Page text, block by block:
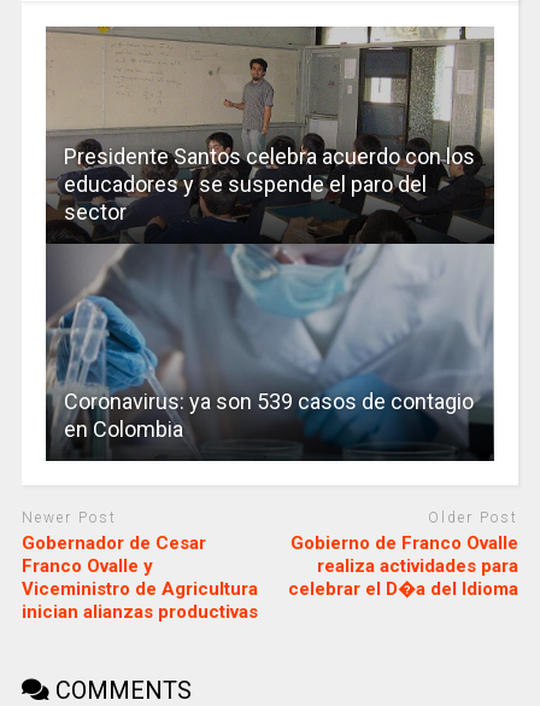
Presidente Santos celebra acuerdo con los
educadores y se suspende el paro del
sector
Coronavirus: ya son 539 casos de contagio
en Colombia
Newer Post
Gobernador de Cesar
Franco Ovalle y
Viceministro de Agricultura
inician alianzas productivas
Older Post
Gobierno de Franco Ovalle
realiza actividades para
celebrar el D�a del Idioma
COMMENTS